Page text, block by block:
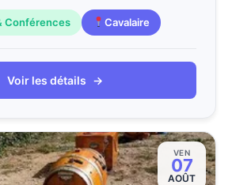
Conférences Cavalaire
Voir les détails →
VEN
07
AOÛT